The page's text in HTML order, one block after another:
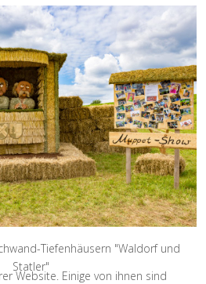
Tiefenhäusern "Waldorf und
Statler"
Website. Einige von ihnen sind